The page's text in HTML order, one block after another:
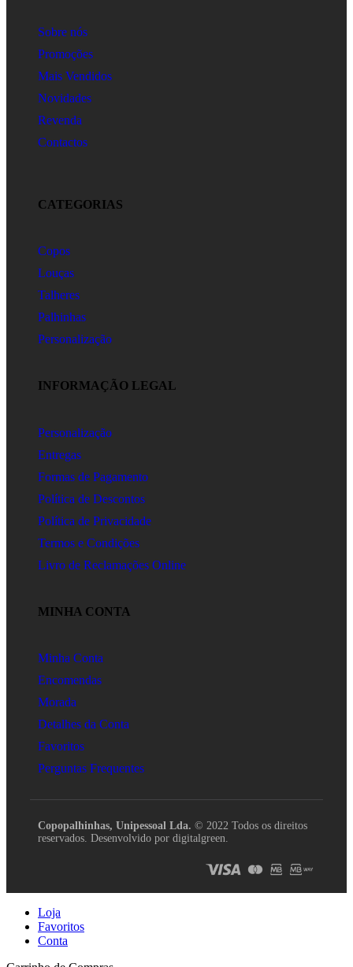
Sobre nós
Promoções
Mais Vendidos
Novidades
Revenda
Contactos
CATEGORIAS
Copos
Louças
Talheres
Palhinhas
Personalização
INFORMAÇÃO LEGAL
Personalização
Entregas
Formas de Pagamento
Política de Descontos
Política de Privacidade
Termos e Condições
Livro de Reclamações Online
MINHA CONTA
Minha Conta
Encomendas
Morada
Detalhes da Conta
Favoritos
Perguntas Frequentes
Copopalhinhas, Unipessoal Lda. © 2022 Todos os direitos
reservados. Desenvolvido por digitalgreen.
Loja
Favoritos
Conta